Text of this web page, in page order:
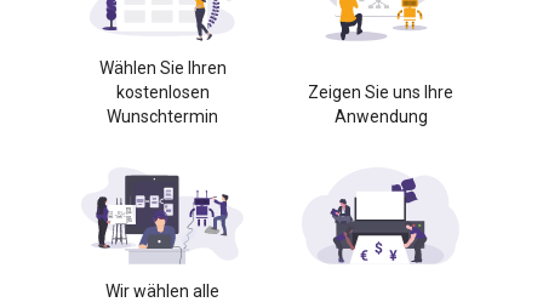
Wählen Sie Ihren
kostenlosen
Wunschtermin
Zeigen Sie uns Ihre
Anwendung
Wir wählen alle